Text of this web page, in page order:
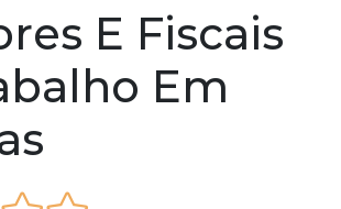
E Fiscais
Em